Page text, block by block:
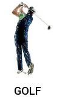
GOLF